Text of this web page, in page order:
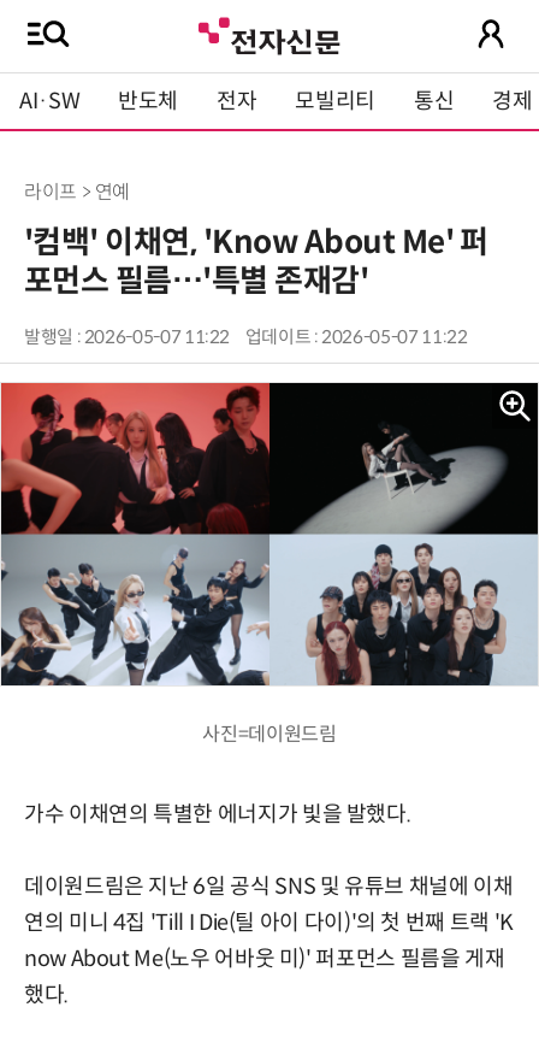
AI·SW 반도체 전자 모빌리티 통신 경제
라이프 > 연예
'컴백' 이채연, 'Know About Me' 퍼
포먼스 필름…'특별 존재감'
발행일 : 2026-05-07 11:22 업데이트 : 2026-05-07 11:22
사진=데이원드림
가수 이채연의 특별한 에너지가 빛을 발했다.
데이원드림은 지난 6일 공식 SNS 및 유튜브 채널에 이채
연의 미니 4집 'Till I Die(틸 아이 다이)'의 첫 번째 트랙 'K
now About Me(노우 어바웃 미)' 퍼포먼스 필름을 게재
했다.